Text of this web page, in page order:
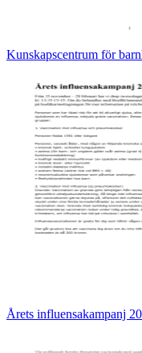
Kunskapscentrum för
Årets influensakampanj